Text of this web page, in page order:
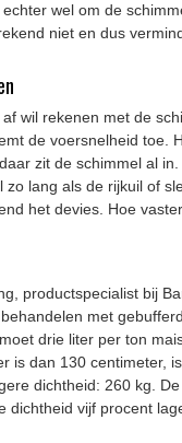
wel om de
niet en dus
wil rekenen met de
de voersnelheid toe.
zit de schimmel al
zo lang als de rijkuil of
het devies. Hoe
productspecialist bij
met
drie liter per ton
is dan 130 centimeter,
dichtheid: 260 kg.
dichtheid vijf procent